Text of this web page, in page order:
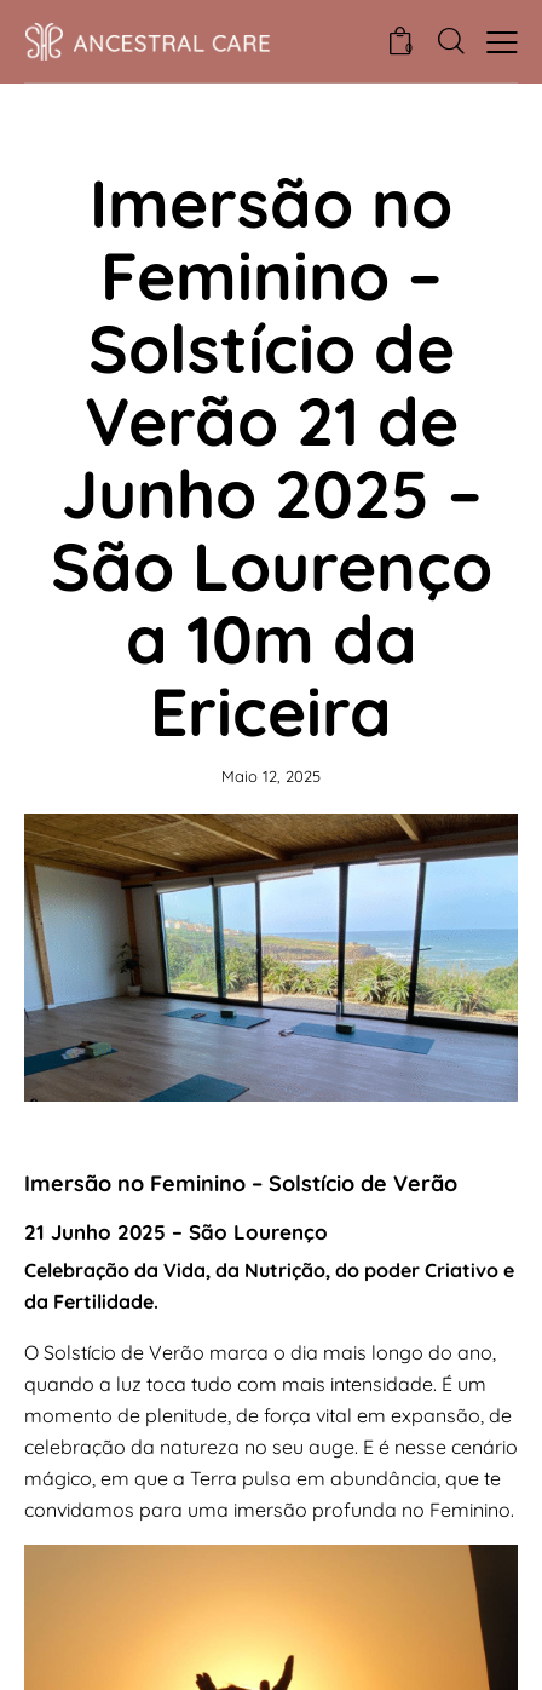
0
Imersão no
Feminino –
Solstício de
Verão 21 de
Junho 2025 –
São Lourenço
a 10m da
Ericeira
Maio 12, 2025
Imersão no Feminino – Solstício de Verão
21 Junho 2025 – São Lourenço
Celebração da Vida, da Nutrição, do poder Criativo e
da Fertilidade.
O Solstício de Verão marca o dia mais longo do ano,
quando a luz toca tudo com mais intensidade. É um
momento de plenitude, de força vital em expansão, de
celebração da natureza no seu auge. E é nesse cenário
mágico, em que a Terra pulsa em abundância, que te
convidamos para uma imersão profunda no Feminino.